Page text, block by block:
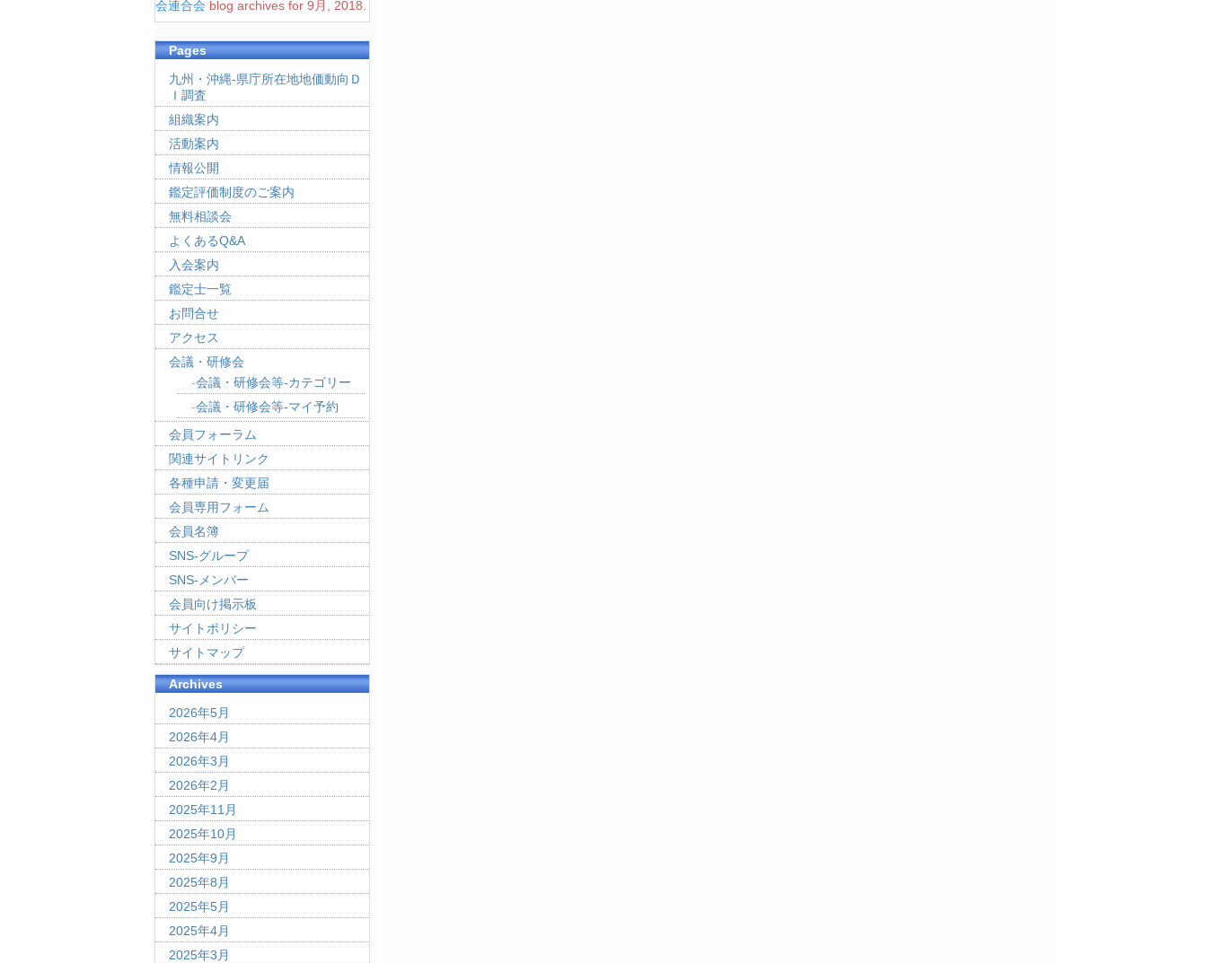
会連合会 blog archives for 9月, 2018.
Pages
九州・沖縄-県庁所在地地価動向Ｄ
Ｉ調査
組織案内
活動案内
情報公開
鑑定評価制度のご案内
無料相談会
よくあるQ&A
入会案内
鑑定士一覧
お問合せ
アクセス
会議・研修会
会議・研修会等-カテゴリー
会議・研修会等-マイ予約
会員フォーラム
関連サイトリンク
各種申請・変更届
会員専用フォーム
会員名簿
SNS-グループ
SNS-メンバー
会員向け掲示板
サイトポリシー
サイトマップ
Archives
2026年5月
2026年4月
2026年3月
2026年2月
2025年11月
2025年10月
2025年9月
2025年8月
2025年5月
2025年4月
2025年3月